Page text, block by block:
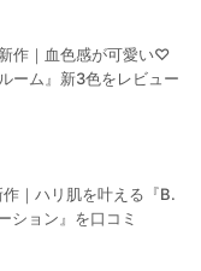
作｜血色感が可愛い♡
ーム』新3色をレビュー
｜ハリ肌を叶える『B.
ション』を口コミ